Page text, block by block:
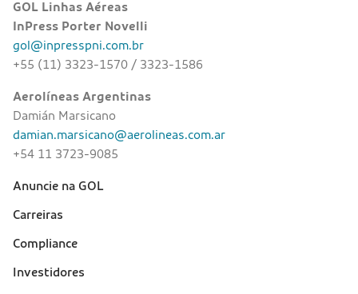
GOL Linhas Aéreas
InPress Porter Novelli
gol@inpresspni.com.br
+55 (11) 3323-1570 / 3323-1586
Aerolíneas Argentinas
Damián Marsicano
damian.marsicano@aerolineas.com.ar
+54 11 3723-9085
Sobre a Gol (footer)
Anuncie na GOL
Carreiras
Compliance
Investidores